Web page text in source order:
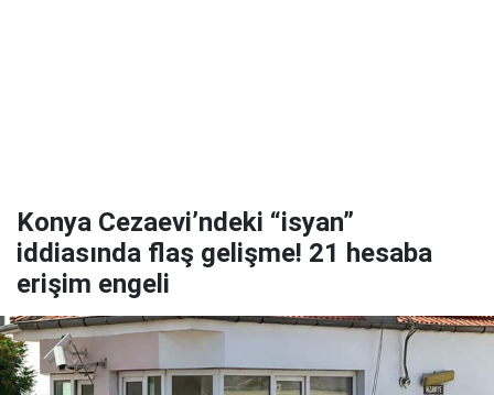
Konya Cezaevi’ndeki “isyan”
iddiasında flaş gelişme! 21 hesaba
erişim engeli